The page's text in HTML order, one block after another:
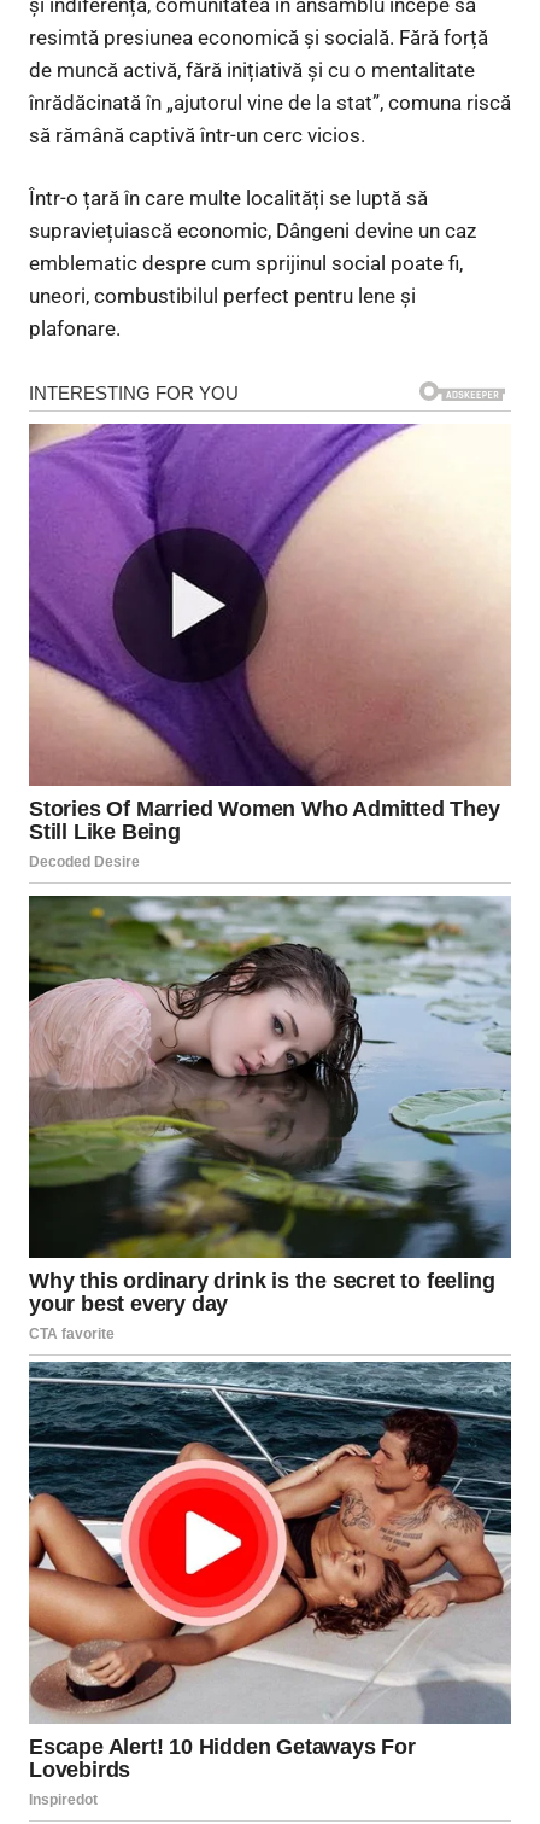
resimtă presiunea economică și socială. Fără forță
de muncă activă, fără inițiativă și cu o mentalitate
înrădăcinată în „ajutorul vine de la stat”, comuna riscă
să rămână captivă într-un cerc vicios.
Într-o țară în care multe localități se luptă să
supraviețuiască economic, Dângeni devine un caz
emblematic despre cum sprijinul social poate fi,
uneori, combustibilul perfect pentru lene și
plafonare.